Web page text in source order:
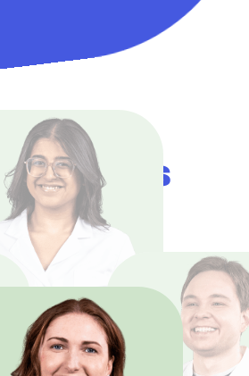
es
Amina